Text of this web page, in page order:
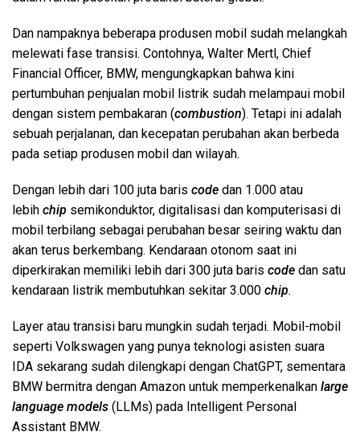
Dan nampaknya beberapa produsen mobil sudah melangkah
melewati fase transisi. Contohnya, Walter Mertl, Chief
Financial Officer, BMW, mengungkapkan bahwa kini
pertumbuhan penjualan mobil listrik sudah melampaui mobil
dengan sistem pembakaran (combustion). Tetapi ini adalah
sebuah perjalanan, dan kecepatan perubahan akan berbeda
pada setiap produsen mobil dan wilayah.
Dengan lebih dari 100 juta baris code dan 1.000 atau
lebih chip semikonduktor, digitalisasi dan komputerisasi di
mobil terbilang sebagai perubahan besar seiring waktu dan
akan terus berkembang. Kendaraan otonom saat ini
diperkirakan memiliki lebih dari 300 juta baris code dan satu
kendaraan listrik membutuhkan sekitar 3.000 chip.
Layer atau transisi baru mungkin sudah terjadi. Mobil-mobil
seperti Volkswagen yang punya teknologi asisten suara
IDA sekarang sudah dilengkapi dengan ChatGPT, sementara
BMW bermitra dengan Amazon untuk memperkenalkan large
language models (LLMs) pada Intelligent Personal
Assistant BMW.